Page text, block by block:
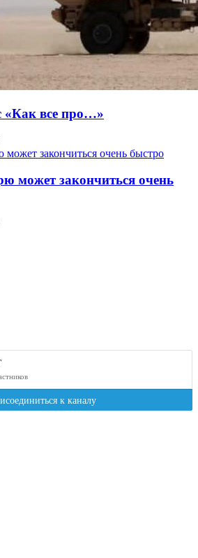
«Как все про…»
может закончиться очень